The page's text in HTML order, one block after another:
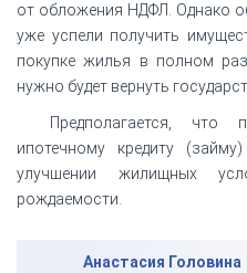
от обложения НДФЛ. Однако
уже успели получить
покупке жилья в полном
нужно будет вернуть
Предполагается, что
ипотечному кредиту
улучшении жилищных
рождаемости.
Анастасия Головина